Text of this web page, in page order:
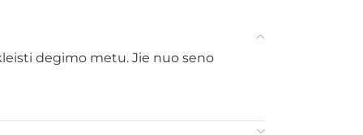
degimo metu. Jie nuo seno